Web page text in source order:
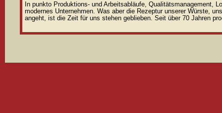
In punkto Produktions- und Arbeitsabläufe, Qualitätsmanagement,
modernes Unternehmen. Was aber die Rezeptur unserer Würste,
angeht, ist die Zeit für uns stehen geblieben. Seit über 70 Jahren